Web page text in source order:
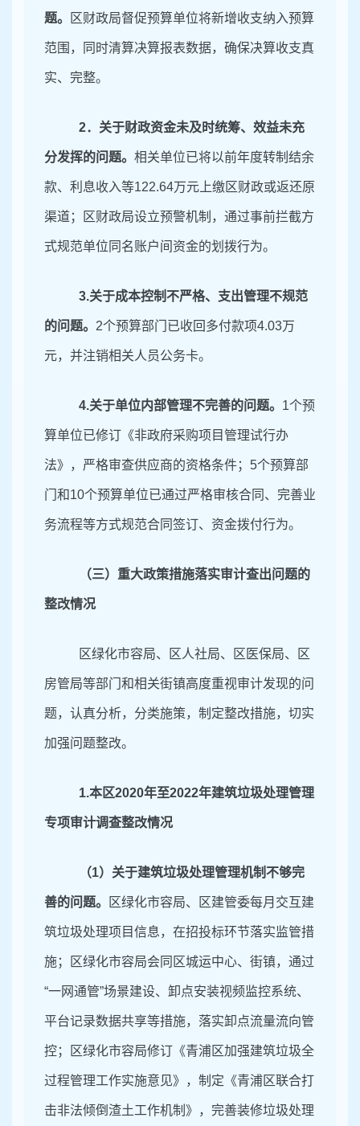
题。 区财政局督促预算单位将新增收支纳入预算
范围，同时清算决算报表数据，确保决算收支真
实、完整。
2． 关于财政资金未及时统筹、效益未充
分发挥的问题。 相关单位已将以前年度转制结余
款、利息收入等122.64万元上缴区财政或返还原
渠道；区财政局设立预警机制，通过事前拦截方
式规范单位同名账户间资金的划拨行为。
3.关于成本控制不严格、支出管理不规范
的问题。 2个预算部门已收回多付款项4.03万
元，并注销相关人员公务卡。
4.关于单位内部管理不完善的问题。 1个预
算单位已修订《非政府采购项目管理试行办
法》，严格审查供应商的资格条件；5个预算部
门和10个预算单位已通过严格审核合同、完善业
务流程等方式规范合同签订、资金拨付行为。
（三）重大政策措施落实审计查出问题的
整改情况
区绿化市容局、区人社局、区医保局、区
房管局等部门和相关街镇高度重视审计发现的问
题，认真分析，分类施策，制定整改措施，切实
加强问题整改。
1.本区2020年至2022年建筑垃圾处理管理
专项审计调查整改情况
（1）关于建筑垃圾处理管理机制不够完
善的问题。 区绿化市容局、区建管委每月交互建
筑垃圾处理项目信息，在招投标环节落实监管措
施；区绿化市容局会同区城运中心、街镇，通过
“一网通管”场景建设、卸点安装视频监控系统、
平台记录数据共享等措施，落实卸点流量流向管
控；区绿化市容局修订《青浦区加强建筑垃圾全
过程管理工作实施意见》，制定《青浦区联合打
击非法倾倒渣土工作机制》，完善装修垃圾处理